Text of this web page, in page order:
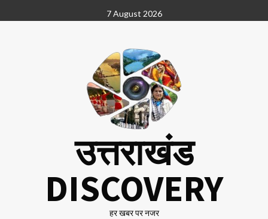
to
7 August 2026
उत्तराखंड
DISCOVERY
हर खबर पर नजर